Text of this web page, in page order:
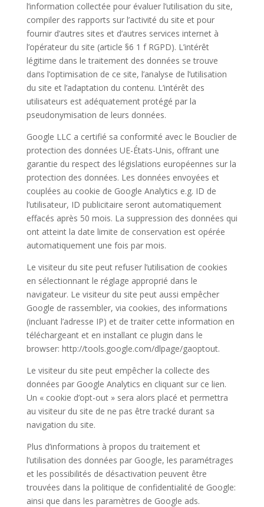
l’information collectée pour évaluer l’utilisation du site,
compiler des rapports sur l’activité du site et pour
fournir d’autres sites et d’autres services internet à
l’opérateur du site (article §6 1 f RGPD). L’intérêt
légitime dans le traitement des données se trouve
dans l’optimisation de ce site, l’analyse de l’utilisation
du site et l’adaptation du contenu. L’intérêt des
utilisateurs est adéquatement protégé par la
pseudonymisation de leurs données.
Google LLC a certifié sa conformité avec le Bouclier de
protection des données UE-États-Unis, offrant une
garantie du respect des législations européennes sur la
protection des données. Les données envoyées et
couplées au cookie de Google Analytics e.g. ID de
l’utilisateur, ID publicitaire seront automatiquement
effacés après 50 mois. La suppression des données qui
ont atteint la date limite de conservation est opérée
automatiquement une fois par mois.
Le visiteur du site peut refuser l’utilisation de cookies
en sélectionnant le réglage approprié dans le
navigateur. Le visiteur du site peut aussi empêcher
Google de rassembler, via cookies, des informations
(incluant l’adresse IP) et de traiter cette information en
téléchargeant et en installant ce plugin dans le
browser: http://tools.google.com/dlpage/gaoptout.
Le visiteur du site peut empêcher la collecte des
données par Google Analytics en cliquant sur ce lien.
Un « cookie d’opt-out » sera alors placé et permettra
au visiteur du site de ne pas être tracké durant sa
navigation du site.
Plus d’informations à propos du traitement et
l’utilisation des données par Google, les paramétrages
et les possibilités de désactivation peuvent être
trouvées dans la politique de confidentialité de Google:
ainsi que dans les paramètres de Google ads.